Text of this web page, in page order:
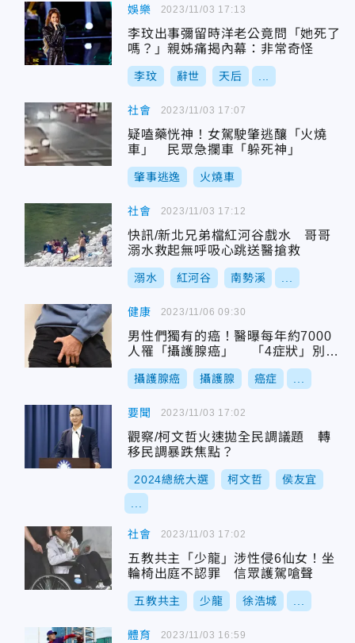
娛樂
李玟出事彌留時洋老公竟問「她死了
嗎？」親姊痛揭內幕：非常奇怪
李玟 辭世 天后
2023/11/03 17:13
社會
疑嗑藥恍神！女駕駛肇逃釀「火燒
車」 民眾急攔車「躲死神」
肇事逃逸 火燒車
2023/11/03 17:07
社會
快訊/新北兄弟檔紅河谷戲水 哥哥
溺水救起無呼吸心跳送醫搶救
溺水 紅河谷 南勢溪
2023/11/03 17:12
健康
男性們獨有的癌！醫曝每年約7000
人罹「攝護腺癌」 「4症狀」別輕
忽
攝護腺癌 攝護腺 癌症
2023/11/06 09:30
要聞
觀察/柯文哲火速拋全民調議題 轉
移民調暴跌焦點？
2024總統大選 柯文哲 侯友宜
2023/11/03 17:02
社會
五教共主「少龍」涉性侵6仙女！坐
輪椅出庭不認罪 信眾護駕嗆聲
五教共主 少龍 徐浩城
2023/11/03 17:02
體育 2023/11/03 16:59